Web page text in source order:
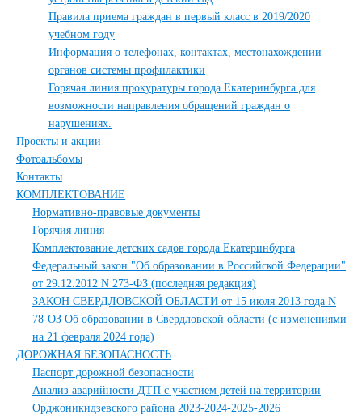
Правила приема граждан в первый класс в 2019/2020
учебном году
Информация о телефонах, контактах, местонахождении
органов системы профилактики
Горячая линия прокуратуры города Екатеринбурга для
возможности направления обращений граждан о
нарушениях.
Проекты и акции
Фотоальбомы
Контакты
КОМПЛЕКТОВАНИЕ
Нормативно-правовые документы
Горячия линия
Комплектование детских садов города Екатеринбурга
Федеральный закон "Об образовании в Российской Федерации"
от 29.12.2012 N 273-ФЗ (последняя редакция)
ЗАКОН СВЕРДЛОВСКОЙ ОБЛАСТИ от 15 июля 2013 года N
78-ОЗ Об образовании в Свердловской области (с изменениями
на 21 февраля 2024 года)
ДОРОЖНАЯ БЕЗОПАСНОСТЬ
Паспорт дорожной безопасности
Анализ аварийности ДТП с участием детей на территории
Орджоникидзевского района 2023-2024-2025-2026